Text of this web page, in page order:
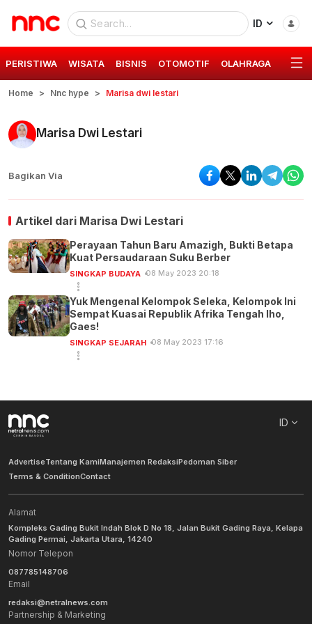
ID
PERISTIWA WISATA BISNIS OTOMOTIF OLAHRAGA GAYA
Home Nnc hype Marisa dwi lestari
Marisa Dwi Lestari
Bagikan Via
Artikel dari Marisa Dwi Lestari
Perayaan Tahun Baru Amazigh, Bukti Betapa
Kuat Persaudaraan Suku Berber
SINGKAP BUDAYA 08 May 2023 20:18
Yuk Mengenal Kelompok Seleka, Kelompok Ini
Sempat Kuasai Republik Afrika Tengah lho,
Gaes!
SINGKAP SEJARAH 08 May 2023 17:16
ID
AdvertiseTentang KamiManajemen RedaksiPedoman Siber
Terms & ConditionContact
Alamat
Kompleks Gading Bukit Indah Blok D No 18, Jalan Bukit Gading Raya, Kelapa
Gading Permai, Jakarta Utara, 14240
Nomor Telepon
087785148706
Email
redaksi@netralnews.com
Partnership & Marketing